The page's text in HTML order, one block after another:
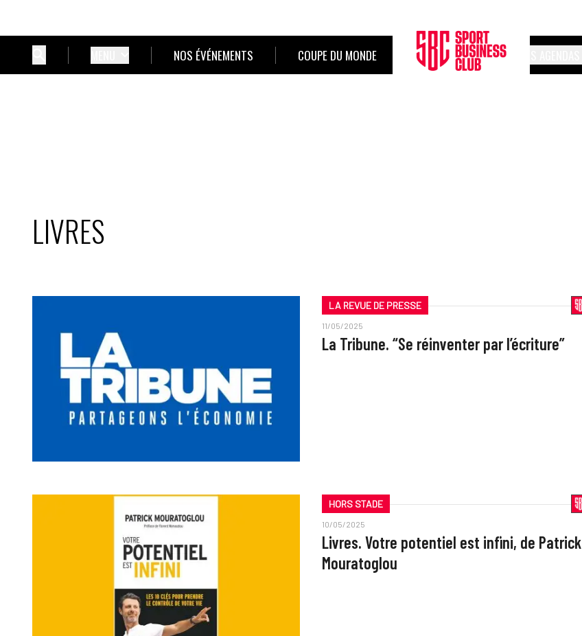
NOS ÉVÉNEMENTS COUPE DU MONDE
LIVRES
LA REVUE DE PRESSE
11/05/2025
La Tribune. “Se réinventer par l’écriture”
HORS STADE
10/05/2025
Livres. Votre potentiel est infini, de Patrick
Mouratoglou